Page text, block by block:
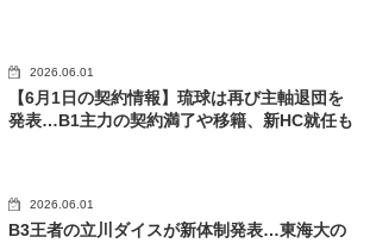
2026.06.01
【6月1日の契約情報】琉球は再び主軸退団を
発表…B1主力の契約満了や移籍、新HC就任も
2026.06.01
B3王者の立川ダイスが新体制発表…東海大の